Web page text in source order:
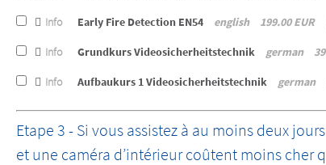
Info Early Fire Detection EN54 english 199.00 EUR
Info Grundkurs Videosicherheitstechnik german
Info Aufbaukurs 1 Videosicherheitstechnik german
bundle
Etape 3 - Si vous assistez à au moins deux
et une caméra d’intérieur coûtent moins cher